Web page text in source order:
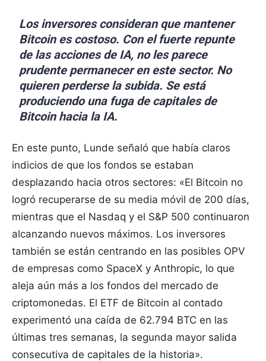
Los inversores consideran que mantener
Bitcoin es costoso. Con el fuerte repunte
de las acciones de IA, no les parece
prudente permanecer en este sector. No
quieren perderse la subida. Se está
produciendo una fuga de capitales de
Bitcoin hacia la IA.
En este punto, Lunde señaló que había claros
indicios de que los fondos se estaban
desplazando hacia otros sectores: «El Bitcoin no
logró recuperarse de su media móvil de 200 días,
mientras que el Nasdaq y el S&P 500 continuaron
alcanzando nuevos máximos. Los inversores
también se están centrando en las posibles OPV
de empresas como SpaceX y Anthropic, lo que
aleja aún más a los fondos del mercado de
criptomonedas. El ETF de Bitcoin al contado
experimentó una caída de 62.794 BTC en las
últimas tres semanas, la segunda mayor salida
consecutiva de capitales de la historia».